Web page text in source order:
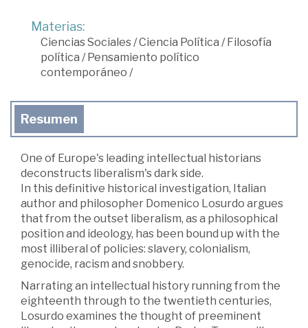
Materias:
Ciencias Sociales/Ciencia Política /Filosofía
política /Pensamiento político
contemporáneo /
Resumen
One of Europe's leading intellectual historians
deconstructs liberalism's dark side.
In this definitive historical investigation, Italian
author and philosopher Domenico Losurdo argues
that from the outset liberalism, as a philosophical
position and ideology, has been bound up with the
most illiberal of policies: slavery, colonialism,
genocide, racism and snobbery.
Narrating an intellectual history running from the
eighteenth through to the twentieth centuries,
Losurdo examines the thought of preeminent